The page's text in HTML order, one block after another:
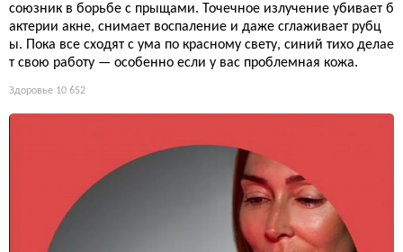
союзник в борьбе с прыщами. Точечное излучение убивает б
актерии акне, снимает воспаление и даже сглаживает рубц
ы. Пока все сходят с ума по красному свету, синий тихо делае
т свою работу — особенно если у вас проблемная кожа.
Здоровье 10 652